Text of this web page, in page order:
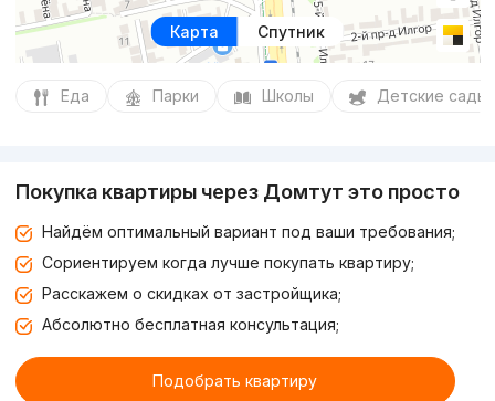
Карта Спутник
Еда Парки Школы Детские сады
Покупка квартиры через Домтут это просто
Найдём оптимальный вариант под ваши требования;
Сориентируем когда лучше покупать квартиру;
Расскажем о скидках от застройщика;
Абсолютно бесплатная консультация;
Подобрать квартиру